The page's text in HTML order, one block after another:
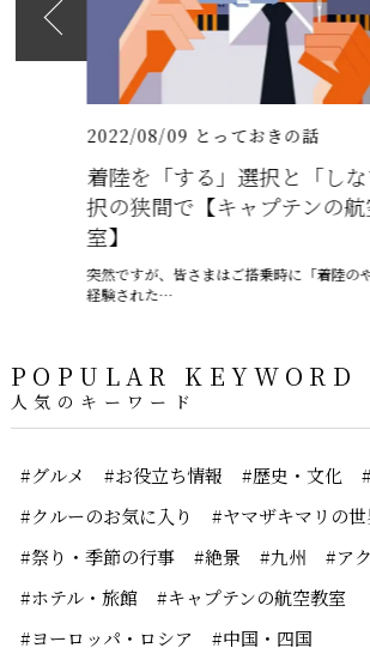
紹介
2022/08/09 とっておきの話
着陸を「する」選択と「し
択の狭間で【キャプテンの
室】
突然ですが、皆さまはご搭乗時に「着陸の
経験された…
POPULAR KEYWORD
人気のキーワード
#グルメ #お役立ち情報 #歴史・文化
#クルーのお気に入り
#ヤマザキマリの
#祭り・季節の行事
#絶景 #九州
#ア
#ホテル・旅館
#キャプテンの航空教室
#ヨーロッパ・ロシア
#中国・四国